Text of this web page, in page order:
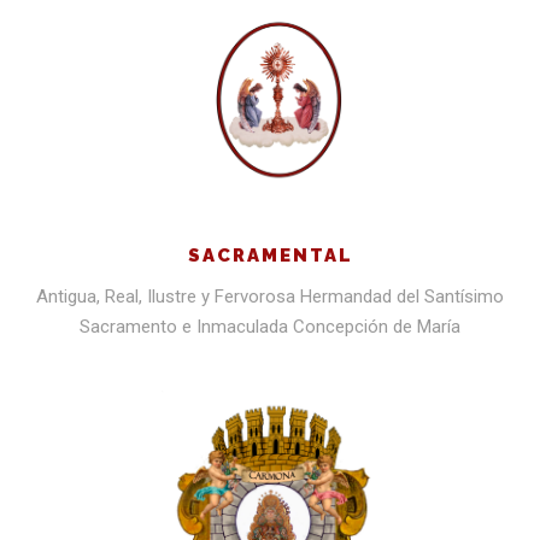
SACRAMENTAL
Antigua, Real, Ilustre y Fervorosa Hermandad del Santísimo
Sacramento e Inmaculada Concepción de María